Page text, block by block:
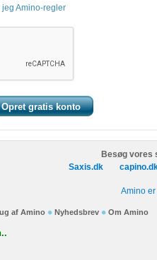
Amino-regler
Besøg vores
Saxis.dk
Amino
af Amino Nyhedsbrev Om Amino